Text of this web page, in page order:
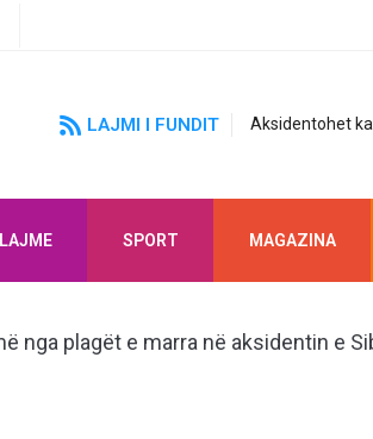
LAJMI I FUNDIT Aksidentohet
LAJME SPORT MAGAZINA